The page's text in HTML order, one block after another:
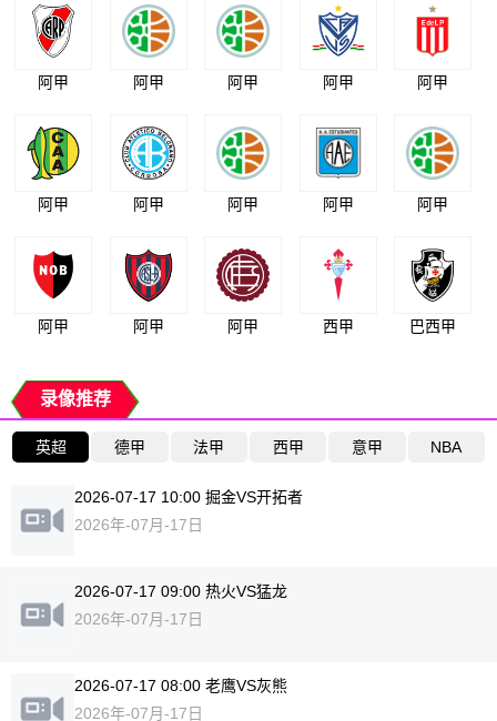
阿甲 阿甲 阿甲 阿甲 阿甲
阿甲 阿甲 阿甲 阿甲 阿甲
阿甲 阿甲 阿甲 西甲 巴西甲
录像推荐
英超 德甲 法甲 西甲 意甲 NBA
2026-07-17 10:00 掘金VS开拓者
2026年-07月-17日
2026-07-17 09:00 热火VS猛龙
2026年-07月-17日
2026-07-17 08:00 老鹰VS灰熊
2026年-07月-17日